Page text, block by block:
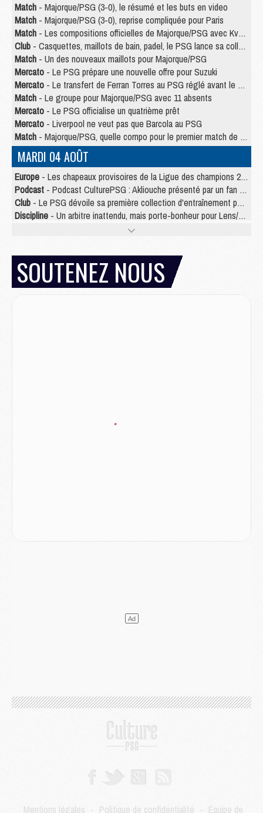
Match - Majorque/PSG (3-0), le résumé et les buts en video
Match - Majorque/PSG (3-0), reprise compliquée pour Paris
Match - Les compositions officielles de Majorque/PSG avec Kvara et de nombreux jeunes
Club - Casquettes, maillots de bain, padel, le PSG lance sa collection été
Match - Un des nouveaux maillots pour Majorque/PSG
Mercato - Le PSG prépare une nouvelle offre pour Suzuki
Mercato - Le transfert de Ferran Torres au PSG réglé avant le 12 août ?
Match - Le groupe pour Majorque/PSG avec 11 absents
Mercato - Le PSG officialise un quatrième prêt
Mercato - Liverpool ne veut pas que Barcola au PSG
Match - Majorque/PSG, quelle compo pour le premier match de la saison 2026/27 ?
MARDI 04 AOÛT
Europe - Les chapeaux provisoires de la Ligue des champions 2026/27
Podcast - Podcast CulturePSG : Akliouche présenté par un fan de Monaco
Club - Le PSG dévoile sa première collection d'entraînement pour 2026/2027
Discipline - Un arbitre inattendu, mais porte-bonheur pour Lens/PSG
- Majorque/PSG, sur quelle chaine et à quelle heure regarder le match ?
Mercato- Le tableau mercato du PSG (été 2026)
Mercato- L'Ajax refuse la première offre du PSG pour Godts
Mercato- Le PSG veut accélérer, Ferran Torres temporise
- Gros coup dur pour Aston Villa avant de croiser le PSG
- Le transfert de Mika Godts au PSG en bonne voie
Club- [MAJ] Ndjantou et deux jeunes du PSG annoncés dans un tournoi U21
Mercato- L'étonnante piste Suzuki confirmée et onéreuse
- Ancelotti fait le ménage au Brésil mais veut garder Marquinhos
- Le PSG plutôt que la FIFA pour Al-Khelaïfi, poussé par l'UEFA ?
Club - Déguisements, shopping, double scouting, Luis Campos dévoile ses méthodes
SOUTENEZ NOUS
Mentions légales - Politique de confidentialité - Équipe de